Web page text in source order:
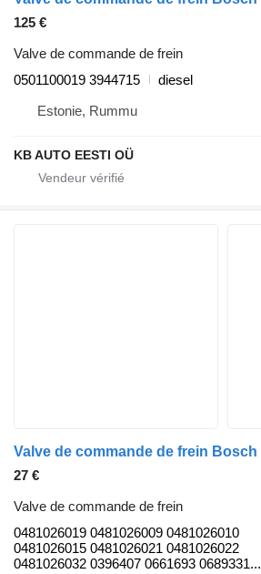
125 €
Valve de commande de frein
0501100019 3944715
diesel
Estonie, Rummu
KB AUTO EESTI OÜ
27 €
Valve de commande de frein
0481026019 0481026009 0481026010
0481026015 0481026021 0481026022
0481026032 0396407 0661693 0689331...